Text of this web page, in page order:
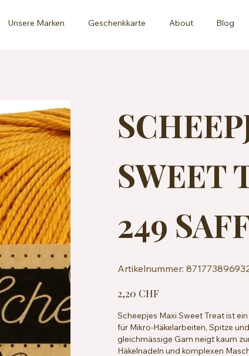
Unsere Marken Geschenkkarte About Blog
SWEET
249
Artikelnummer: 8717738969326
2,20 CHF
Scheepjes Maxi Sweet Treat ist
für Mikro-Häkelarbeiten, Spitze
gleichmässige Garn neigt kaum
Häkelnadeln und komplexen